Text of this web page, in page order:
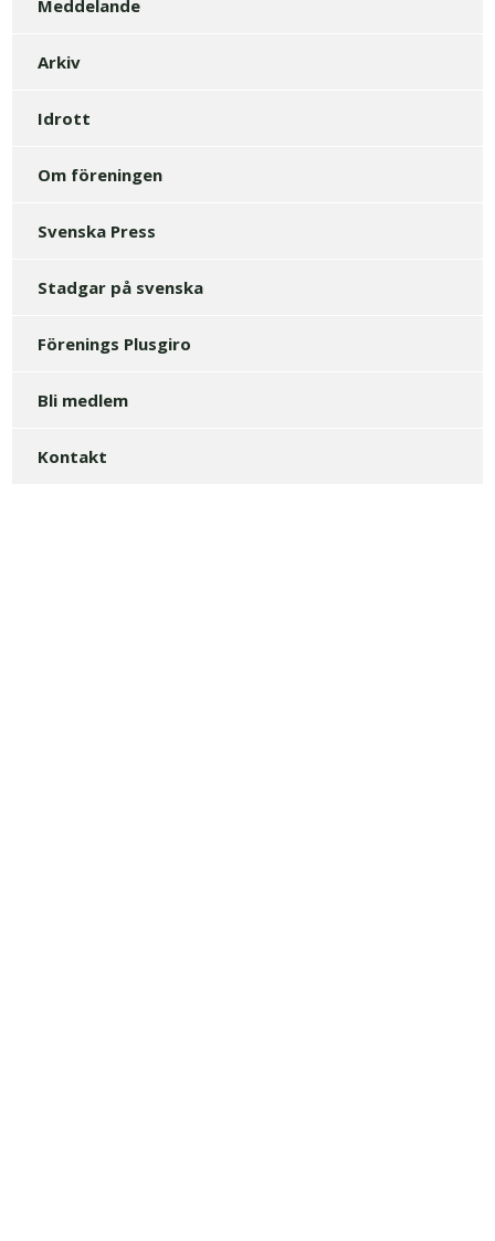
Meddelande
Arkiv
Idrott
Om föreningen
Svenska Press
Stadgar på svenska
Förenings Plusgiro
Bli medlem
Kontakt